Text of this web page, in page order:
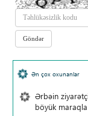
Ən çox oxunanlar
Ərbəin
böyük maraqla